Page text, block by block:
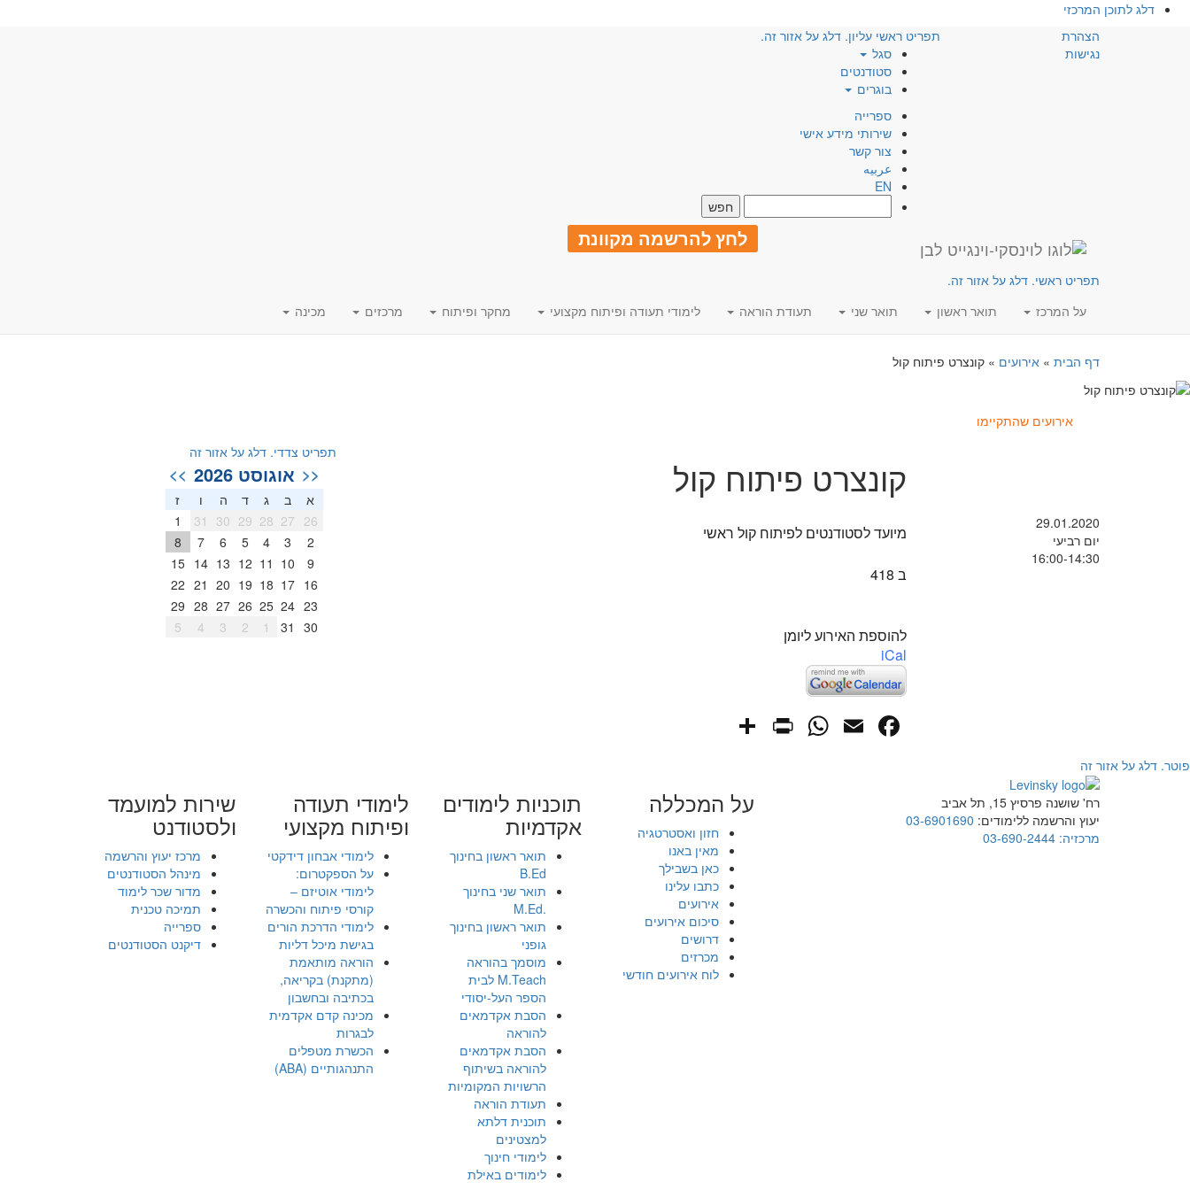
דלג לתוכן המרכזי
הצהרת
נגישות
תפריט ראשי עליון. דלג על אזור זה.
סגל
סטודנטים
בוגרים
ספרייה
שירותי מידע אישי
צור קשר
عربيه
EN
לחץ להרשמה מקוונת
תפריט ראשי. דלג על אזור זה.
על המרכז
תואר ראשון תואר שני תעודת הוראה לימודי תעודה ופיתוח מקצועי מחקר ופיתוח מרכזים מכינה
דף הבית » אירועים » קונצרט פיתוח קול
אירועים שהתקיימו
29.01.2020
יום רביעי
16:00-14:30
קונצרט פיתוח קול
מיועד לסטודנטים לפיתוח קול ראשי
ב 418
להוספת האירוע ליומן
iCal
Facebook
Email
WhatsApp
PrintFriendly
תפריט צדדי. דלג על אזור זה
<< אוגוסט 2026 >>
א ב ג ד ה ו
ז
26
27
28
29
30
31
1
2
3
4
5
6
7
8
9
10
11
12
13
14
15
16
17
18
19
20
21
22
23
24
25
26
27
28
29
30
31
1
2
3
4
5
פוטר. דלג על אזור זה
רח' שושנה פרסיץ 15, תל אביב
יעוץ והרשמה ללימודים: 03-6901690
מרכזיה: 03-690-2444
על המכללה
חזון ואסטרטגיה
מאין באנו
כאן בשבילך
כתבו עלינו
אירועים
סיכום אירועים
דרושים
מכרזים
לוח אירועים חודשי
תוכניות לימודים
אקדמיות
תואר ראשון בחינוך
B.Ed
תואר שני בחינוך
.M.Ed
תואר ראשון בחינוך
גופני
מוסמך בהוראה
M.Teach לבית
הספר העל-יסודי
הסבת אקדמאים
להוראה
הסבת אקדמאים
להוראה בשיתוף
הרשויות המקומיות
תעודת הוראה
תוכנית דלתא
למצטינים
לימודי חינוך
לימודים באילת
לימודי תעודה
ופיתוח מקצועי
לימודי אבחון דידקטי
על הספקטרום:
לימודי אוטיזם –
קורסי פיתוח והכשרה
לימודי הדרכת הורים
בגישת מיכל דליות
הוראה מותאמת
(מתקנת) בקריאה,
בכתיבה ובחשבון
מכינה קדם אקדמית
לבגרות
הכשרת מטפלים
התנהגותיים (ABA)
שירות למועמד
ולסטודנט
מרכז יעוץ והרשמה
מינהל הסטודנטים
מדור שכר לימוד
תמיכה טכנית
ספרייה
דיקנט הסטודנטים